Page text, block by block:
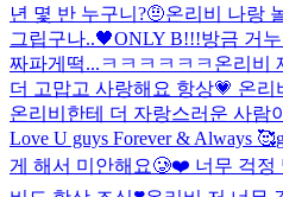
년 몇 반 누구니?🤨온리비 나랑
그립구나..🖤ONLY B!!!방금 거
짜파게떡...ㅋㅋㅋㅋㅋㅋ 온리비
더 고맙고 사랑해요 항상💗 온리
온리비한테 더 자랑스러운 사람
Love U guys Forever & Always 🥰
게 해서 미안해요🥲❤️ 너무 걱정